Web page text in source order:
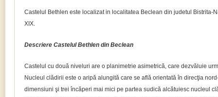
Castelul Bethlen este localizat in localitatea Beclean din judetul Bistrita-
XIX.
Descriere Castelul Bethlen din Beclean
Castelul cu două niveluri are o planimetrie asimetrică, care dezvăluie
Nucleul clădirii este o aripă alungită care se află orientată în direcţia
dimensiuni şi trei încăperi mai mici pe partea sudică alcătuiesc nucleul